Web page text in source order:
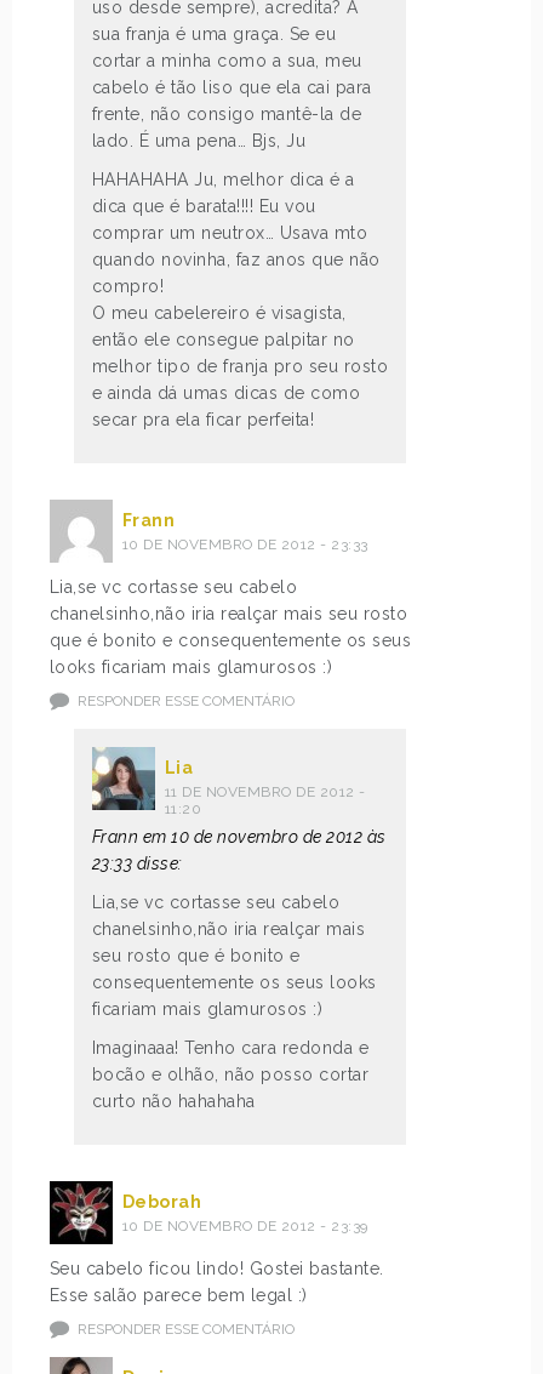
uso desde sempre), acredita? A
sua franja é uma graça. Se eu
cortar a minha como a sua, meu
cabelo é tão liso que ela cai para
frente, não consigo mantê-la de
lado. É uma pena… Bjs, Ju
HAHAHAHA Ju, melhor dica é a
dica que é barata!!!! Eu vou
comprar um neutrox… Usava mto
quando novinha, faz anos que não
compro!
O meu cabelereiro é visagista,
então ele consegue palpitar no
melhor tipo de franja pro seu rosto
e ainda dá umas dicas de como
secar pra ela ficar perfeita!
Frann
10 DE NOVEMBRO DE 2012 - 23:33
Lia,se vc cortasse seu cabelo
chanelsinho,não iria realçar mais seu rosto
que é bonito e consequentemente os seus
looks ficariam mais glamurosos :)
RESPONDER ESSE COMENTÁRIO
Lia
11 DE NOVEMBRO DE 2012 -
11:20
Frann em 10 de novembro de 2012 às
23:33 disse:
Lia,se vc cortasse seu cabelo
chanelsinho,não iria realçar mais
seu rosto que é bonito e
consequentemente os seus looks
ficariam mais glamurosos :)
Imaginaaa! Tenho cara redonda e
bocão e olhão, não posso cortar
curto não hahahaha
Deborah
10 DE NOVEMBRO DE 2012 - 23:39
Seu cabelo ficou lindo! Gostei bastante.
Esse salão parece bem legal :)
RESPONDER ESSE COMENTÁRIO